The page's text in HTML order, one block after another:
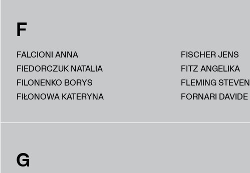
F
FALCIONI ANNA
FIEDORCZUK NATALIA
FILONENKO BORYS
FIŁONOWA KATERYNA
FISCHER JENS
FITZ ANGELIKA
FLEMING STEVEN
FORNARI DAVIDE
G